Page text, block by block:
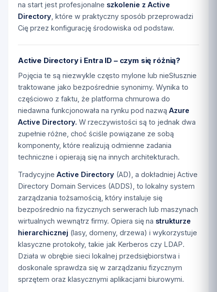
na start jest profesjonalne szkolenie z Active
Directory , które w praktyczny sposób przeprowadzi
Cię przez konfigurację środowiska od podstaw.
Active Directory i Entra ID – czym się różnią?
Pojęcia te są niezwykle często mylone lub nieSłusznie
traktowane jako bezpośrednie synonimy. Wynika to
częściowo z faktu, że platforma chmurowa do
niedawna funkcjonowała na rynku pod nazwą Azure
Active Directory. W rzeczywistości są to jednak dwa
zupełnie różne, choć ściśle powiązane ze sobą
komponenty, które realizują odmienne zadania
techniczne i opierają się na innych architekturach.
Tradycyjne Active Directory (AD), a dokładniej Active
Directory Domain Services (ADDS), to lokalny system
zarządzania tożsamością, który instaluje się
bezpośrednio na fizycznych serwerach lub maszynach
wirtualnych wewnątrz firmy. Opiera się na strukturze
hierarchicznej (lasy, domeny, drzewa) i wykorzystuje
klasyczne protokoły, takie jak Kerberos czy LDAP.
Działa w obrębie sieci lokalnej przedsiębiorstwa i
doskonale sprawdza się w zarządzaniu fizycznym
sprzętem oraz klasycznymi aplikacjami biurowymi.